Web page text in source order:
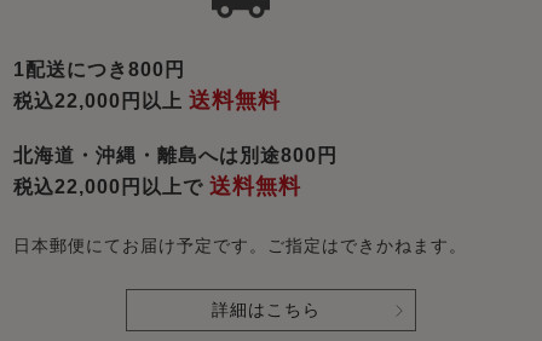
1配送につき800円
税込22,000円以上送料無料
北海道・沖縄・離島へは別途800円
税込22,000円以上で送料無料
日本郵便にてお届け予定です。ご指定はできかねます。
詳細はこちら